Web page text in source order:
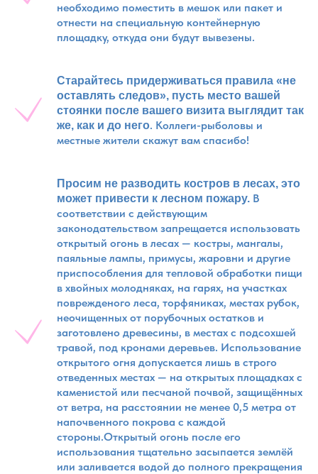
необходимо поместить в мешок или пакет и
отнести на специальную контейнерную
площадку, откуда они будут вывезены.
Старайтесь придерживаться правила «не
оставлять следов», пусть место вашей
стоянки после вашего визита выглядит так
же, как и до него. Коллеги-рыболовы и
местные жители скажут вам спасибо!
Просим не разводить костров в лесах, это
может привести к лесном пожару. В
соответствии с действующим
законодательством запрещается использовать
открытый огонь в лесах — костры, мангалы,
паяльные лампы, примусы, жаровни и другие
приспособления для тепловой обработки пищи
в хвойных молодняках, на гарях, на участках
поврежденого леса, торфяниках, местах рубок,
неочищенных от порубочных остатков и
заготовлено древесины, в местах с подсохшей
травой, под кронами деревьев. Использование
открытого огня допускается лишь в строго
отведенных местах — на открытых площадках с
каменистой или песчаной почвой, защищённых
от ветра, на расстоянии не менее 0,5 метра от
напочвенного покрова с каждой
стороны.Открытый огонь после его
использования тщательно засыпается землёй
или заливается водой до полного прекращения